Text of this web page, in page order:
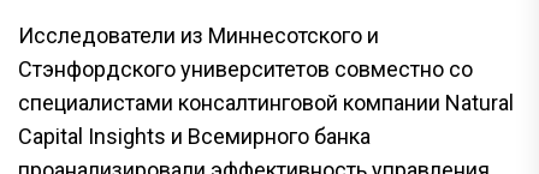
Исследователи из Миннесотского и
Стэнфордского университетов совместно со
специалистами консалтинговой компании Natural
Capital Insights и Всемирного банка